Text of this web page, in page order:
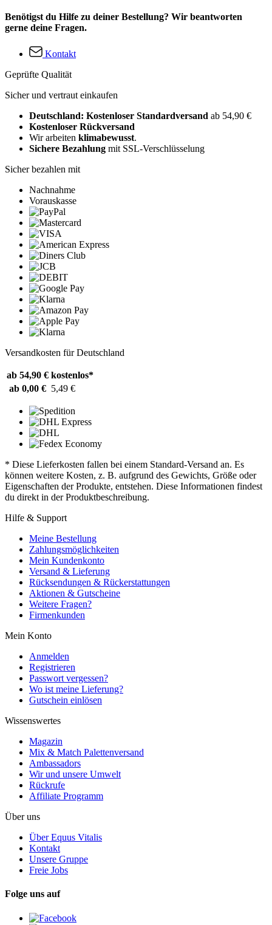
Benötigst du Hilfe zu deiner Bestellung? Wir beantworten
gerne deine Fragen.
Kontakt
Geprüfte Qualität
Sicher und vertraut einkaufen
Deutschland: Kostenloser Standardversand ab 54,90 €
Kostenloser Rückversand
Wir arbeiten klimabewusst.
Sichere Bezahlung mit SSL-Verschlüsselung
Sicher bezahlen mit
Nachnahme
Vorauskasse
Versandkosten für Deutschland
ab 54,90 € kostenlos*
ab 0,00 € 5,49 €
* Diese Lieferkosten fallen bei einem Standard-Versand an. Es
können weitere Kosten, z. B. aufgrund des Gewichts, Größe oder
Eigenschaften der Produkte, entstehen. Diese Informationen findest
du direkt in der Produktbeschreibung.
Hilfe & Support
Meine Bestellung
Zahlungsmöglichkeiten
Mein Kundenkonto
Versand & Lieferung
Rücksendungen & Rückerstattungen
Aktionen & Gutscheine
Weitere Fragen?
Firmenkunden
Mein Konto
Anmelden
Registrieren
Passwort vergessen?
Wo ist meine Lieferung?
Gutschein einlösen
Wissenswertes
Magazin
Mix & Match Palettenversand
Ambassadors
Wir und unsere Umwelt
Rückrufe
Affiliate Programm
Über uns
Über Equus Vitalis
Kontakt
Unsere Gruppe
Freie Jobs
Folge uns auf